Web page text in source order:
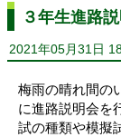
３年生進路
2021年05月31日
梅雨の晴れ間の
に進路説明会を
試の種類や模擬